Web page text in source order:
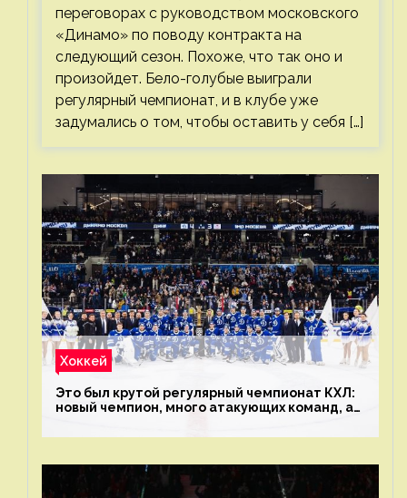
переговорах с руководством московского
«Динамо» по поводу контракта на
следующий сезон. Похоже, что так оно и
произойдет. Бело-голубые выиграли
регулярный чемпионат, и в клубе уже
задумались о том, чтобы оставить у себя […]
Хоккей
Это был крутой регулярный чемпионат КХЛ:
новый чемпион, много атакующих команд, а